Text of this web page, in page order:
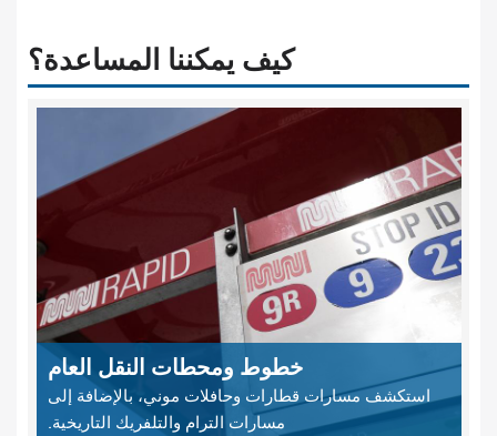
كيف يمكننا المساعدة؟
خطوط ومحطات النقل العام
استكشف مسارات قطارات وحافلات موني، بالإضافة إلى
مسارات الترام والتلفريك التاريخية.